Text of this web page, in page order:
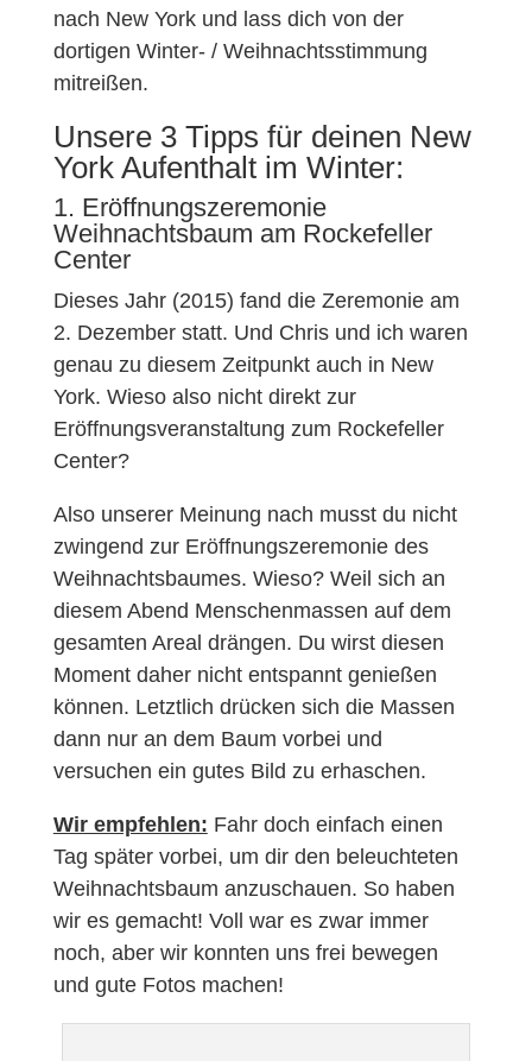
nach New York und lass dich von der
dortigen Winter- / Weihnachtsstimmung
mitreißen.
Unsere 3 Tipps für deinen New
York Aufenthalt im Winter:
1. Eröffnungszeremonie
Weihnachtsbaum am Rockefeller
Center
Dieses Jahr (2015) fand die Zeremonie am
2. Dezember statt. Und Chris und ich waren
genau zu diesem Zeitpunkt auch in New
York. Wieso also nicht direkt zur
Eröffnungsveranstaltung zum Rockefeller
Center?
Also unserer Meinung nach musst du nicht
zwingend zur Eröffnungszeremonie des
Weihnachtsbaumes. Wieso? Weil sich an
diesem Abend Menschenmassen auf dem
gesamten Areal drängen. Du wirst diesen
Moment daher nicht entspannt genießen
können. Letztlich drücken sich die Massen
dann nur an dem Baum vorbei und
versuchen ein gutes Bild zu erhaschen.
Wir empfehlen: Fahr doch einfach einen
Tag später vorbei, um dir den beleuchteten
Weihnachtsbaum anzuschauen. So haben
wir es gemacht! Voll war es zwar immer
noch, aber wir konnten uns frei bewegen
und gute Fotos machen!